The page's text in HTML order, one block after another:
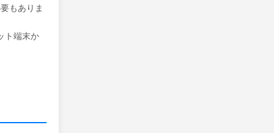
もありま
ト端末か